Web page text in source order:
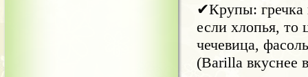
✔Крупы: гречка
если хлопья, то
чечевица,
(Barilla вкуснее